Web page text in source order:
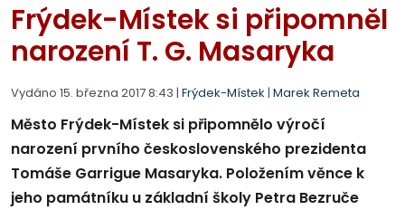
Frýdek-Místek si připomněl
narození T. G. Masaryka
Vydáno 15. března 2017 8:43 | Frýdek-Místek | Marek Remeta
Město Frýdek-Místek si připomnělo výročí
narození prvního československého prezidenta
Tomáše Garrigue Masaryka. Položením věnce k
jeho památníku u základní školy Petra Bezruče